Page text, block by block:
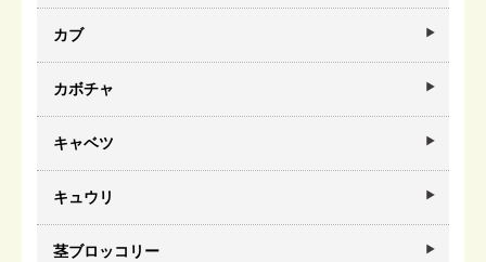
カブ
カボチャ
キャベツ
キュウリ
茎ブロッコリー